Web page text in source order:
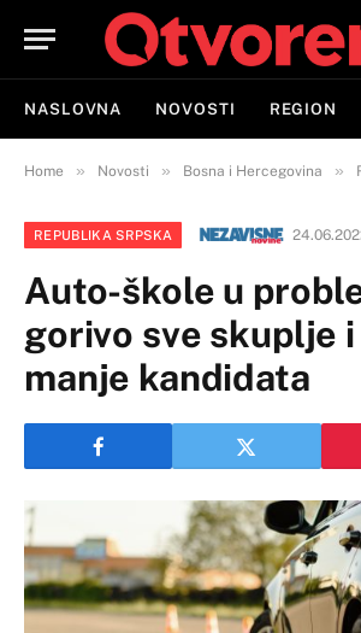
NASLOVNA NOVOSTI REGION
Home » Novosti » Bosna i Hercegovina »
REPUBLIKA SRPSKA
Auto-škole u
gorivo sve skuplje i
manje kandidata